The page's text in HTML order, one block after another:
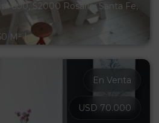
600, S2000 Rosario, Santa Fe,
M² |
En Venta
USD 70.000